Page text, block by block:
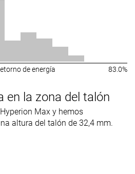
de energía 83.0%
en la zona del talón
Max y hemos
altura del talón de 32,4 mm.